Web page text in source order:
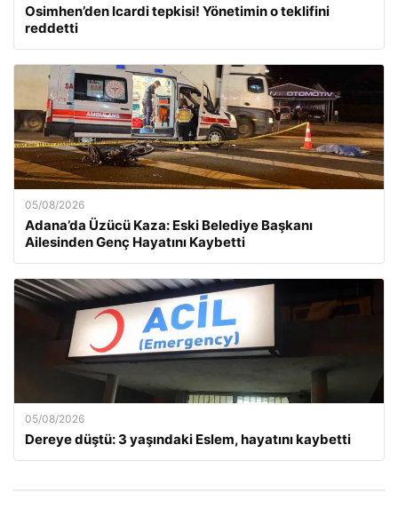
Osimhen’den Icardi tepkisi! Yönetimin o teklifini
reddetti
05/08/2026
Adana’da Üzücü Kaza: Eski Belediye Başkanı
Ailesinden Genç Hayatını Kaybetti
05/08/2026
Dereye düştü: 3 yaşındaki Eslem, hayatını kaybetti